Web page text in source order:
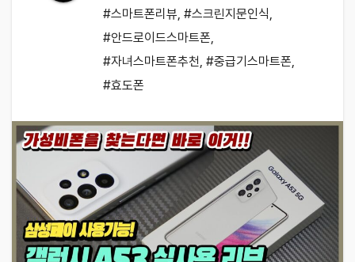
#스마트폰리뷰, #스크린지문인식,
#안드로이드스마트폰,
#자녀스마트폰추천, #중급기스마트폰,
#효도폰